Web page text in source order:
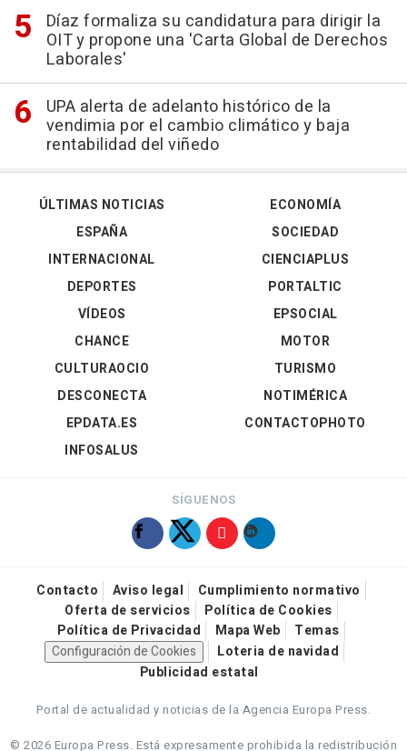
Díaz formaliza su candidatura para dirigir la
OIT y propone una 'Carta Global de Derechos
Laborales'
UPA alerta de adelanto histórico de la
vendimia por el cambio climático y baja
rentabilidad del viñedo
ÚLTIMAS NOTICIAS
ESPAÑA
INTERNACIONAL
DEPORTES
VÍDEOS
ECONOMÍA
SOCIEDAD
CIENCIAPLUS
PORTALTIC
EPSOCIAL
CHANCE
CULTURAOCIO
DESCONECTA
EPDATA.ES
INFOSALUS
MOTOR
TURISMO
NOTIMÉRICA
CONTACTOPHOTO
SÍGUENOS
Contacto Aviso legal
Cumplimiento normativo
Oferta de servicios
Política de Cookies
Política de Privacidad
Mapa Web
Temas
Configuración de Cookies
Loteria de navidad
Publicidad estatal
Portal de actualidad y noticias de la Agencia Europa Press.
© 2026 Europa Press. Está expresamente prohibida la redistribución